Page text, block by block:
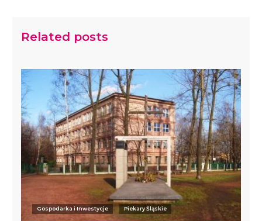
Related posts
Gospodarka i Inwestycje Piekary Śląskie